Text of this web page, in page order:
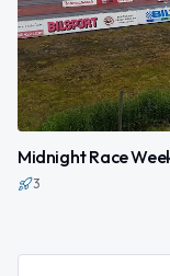
Midnight Race
3